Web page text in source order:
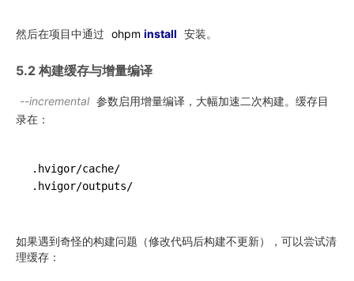
然后在项目中通过 ohpm install 安装。
5.2 构建缓存与增量编译
--incremental 参数启用增量编译，大幅加速二次构建。缓存目
录在：
.hvigor/cache/
.hvigor/outputs/
如果遇到奇怪的构建问题（修改代码后构建不更新），可以尝试清
理缓存：